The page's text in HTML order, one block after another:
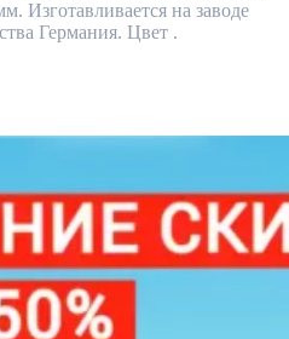
Изготавливается на заводе
Германия. Цвет .